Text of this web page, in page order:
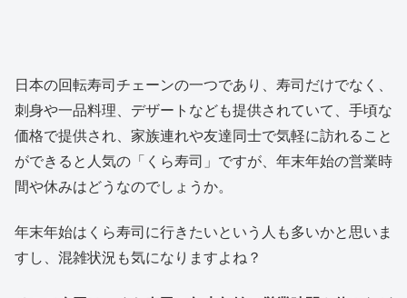
日本の回転寿司チェーンの一つであり、寿司だけでなく、
刺身や一品料理、デザートなども提供されていて、手頃な
価格で提供され、家族連れや友達同士で気軽に訪れること
ができると人気の「くら寿司」ですが、 年末年始の営業時
間や休みはどうなのでしょうか。
年末年始はくら寿司に行きたいという人も多いかと思いま
すし、混雑状況も気になりますよね？